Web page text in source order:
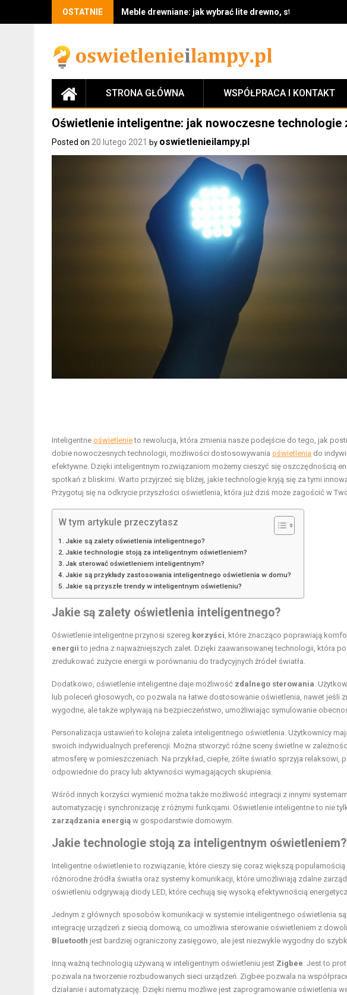
OSTATNIE Oświetlenie w mieszkaniu bez remontu: jak stworzyć
STRONA GŁÓWNA WSPÓŁPRACA I KONTAKT
Oświetlenie inteligentne: jak nowoczesne
Posted on 20 lutego 2021 by oswietlenieilampy.pl
Inteligentne oświetlenieto rewolucja, która zmienia nasze podejście do tego, jak
dobie nowoczesnych technologii, możliwości dostosowywania oświetlenia do
efektywne. Dzięki inteligentnym rozwiązaniom możemy cieszyć się oszczędnością
spotkań z bliskimi. Warto przyjrzeć się bliżej, jakie technologie kryją się za tymi
Przygotuj się na odkrycie przyszłości oświetlenia, która już dziś może zagościć w
W tym artykule przeczytasz
Jakie są zalety oświetlenia inteligentnego?
Jakie technologie stoją za inteligentnym oświetleniem?
Jak sterować oświetleniem inteligentnym?
Jakie są przykłady zastosowania inteligentnego oświetlenia w domu?
Jakie są przyszłe trendy w inteligentnym oświetleniu?
Jakie są zalety oświetlenia inteligentnego?
Oświetlenie inteligentne przynosi szereg korzyści, które znacząco poprawiają
energii to jedna z najważniejszych zalet. Dzięki zaawansowanej technologii, która
zredukować zużycie energii w porównaniu do tradycyjnych źródeł światła.
Dodatkowo, oświetlenie inteligentne daje możliwość zdalnego sterowania.
lub poleceń głosowych, co pozwala na łatwe dostosowanie oświetlenia, nawet jeśli
wygodne, ale także wpływają na bezpieczeństwo, umożliwiając symulowanie
Personalizacja ustawień to kolejna zaleta inteligentnego oświetlenia. Użytkownicy
swoich indywidualnych preferencji. Można stworzyć różne sceny świetlne w
atmosferę w pomieszczeniach. Na przykład, ciepłe, żółte światło sprzyja relaksowi,
odpowiednie do pracy lub aktywności wymagających skupienia.
Wśród innych korzyści wymienić można także możliwość integracji z innymi
automatyzację i synchronizację z różnymi funkcjami. Oświetlenie inteligentne to nie
zarządzania energią w gospodarstwie domowym.
Jakie technologie stoją za inteligentnym oświetleniem?
Inteligentne oświetlenie to rozwiązanie, które cieszy się coraz większą
różnorodne źródła światła oraz systemy komunikacji, które umożliwiają zdalne
oświetleniu odgrywają diody LED, które cechują się wysoką efektywnością
Jednym z głównych sposobów komunikacji w systemie inteligentnego oświetlenia
integrację urządzeń z siecią domową, co umożliwia sterowanie oświetleniem z
Bluetooth jest bardziej ograniczony zasięgowo, ale jest niezwykle wygodny do
Inną ważną technologią używaną w inteligentnym oświetleniu jest Zigbee. Jest to
pozwala na tworzenie rozbudowanych sieci urządzeń. Zigbee pozwala na
działanie i automatyzację. Dzięki niemu możliwe jest zaprogramowanie oświetlenia